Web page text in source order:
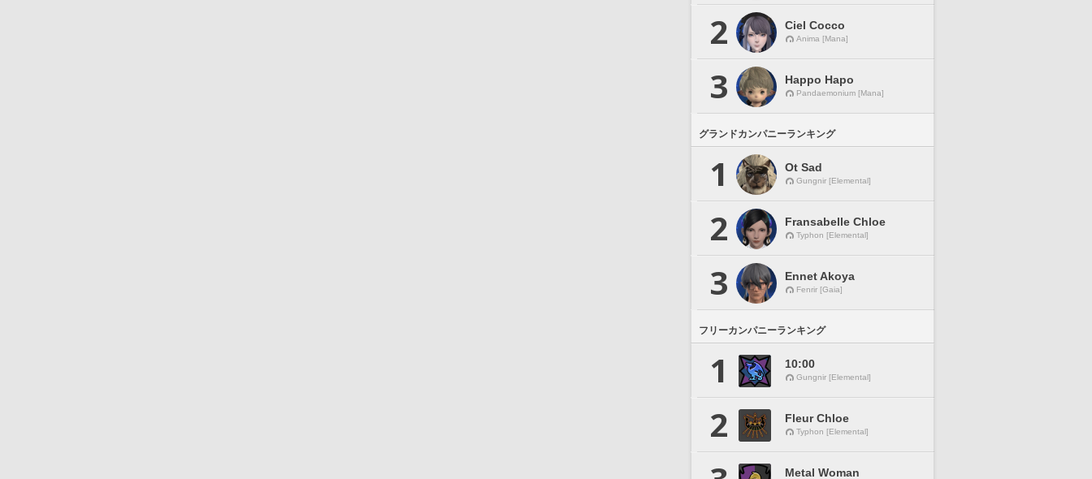
2 Ciel Cocco
Anima [Mana]
3 Happo Hapo
Pandaemonium [Mana]
グランドカンパニーランキング
1 Ot Sad
Gungnir [Elemental]
2 Fransabelle Chloe
Typhon [Elemental]
3 Ennet Akoya
Fenrir [Gaia]
フリーカンパニーランキング
1 10:00
Gungnir [Elemental]
2 Fleur Chloe
Typhon [Elemental]
Metal Woman